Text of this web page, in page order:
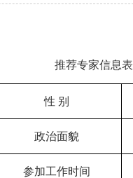
推荐专家信息表
性 别
政治面貌
参加工作时间